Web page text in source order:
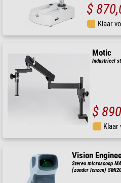
$
Klaar
Motic
Industrieel
$
Klaar
Vision
Stereo microscoop
(zonder lenzen)